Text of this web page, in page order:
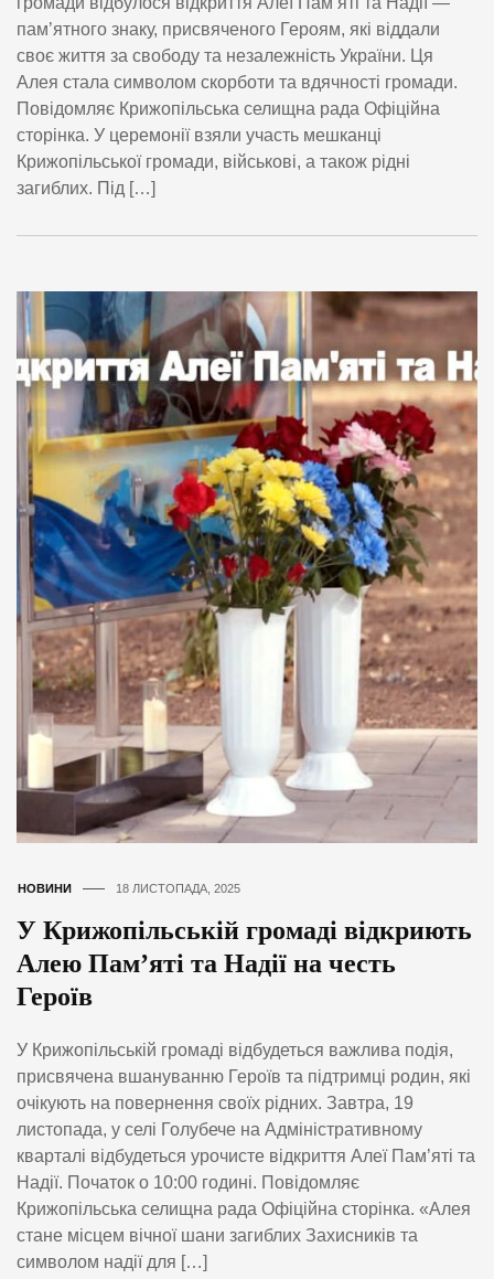
пам’ятного знаку, присвяченого Героям, які віддали
своє життя за свободу та незалежність України. Ця
Алея стала символом скорботи та вдячності громади.
Повідомляє Крижопільська селищна рада Офіційна
сторінка. У церемонії взяли участь мешканці
Крижопільської громади, військові, а також рідні
загиблих. Під […]
НОВИНИ 18 ЛИСТОПАДА, 2025
У Крижопільській громаді відкриють
Алею Пам’яті та Надії на честь
Героїв
У Крижопільській громаді відбудеться важлива подія,
присвячена вшануванню Героїв та підтримці родин, які
очікують на повернення своїх рідних. Завтра, 19
листопада, у селі Голубече на Адміністративному
кварталі відбудеться урочисте відкриття Алеї Пам’яті та
Надії. Початок о 10:00 годині. Повідомляє
Крижопільська селищна рада Офіційна сторінка. «Алея
стане місцем вічної шани загиблих Захисників та
символом надії для […]